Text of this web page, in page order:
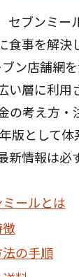
セブンミー
食事を解決
ン店舗網
い層に利用
の考え方
版として
新情報は必
ールとは
の手順